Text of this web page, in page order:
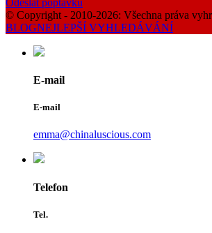
© Copyright - 2010-2026: Všechna práva
BLOGNEJLEPŠÍ VYHLEDÁVÁNÍ
E-mail
E-mail
emma@chinaluscious.com
Telefon
Tel.